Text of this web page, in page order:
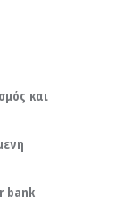
και
bank